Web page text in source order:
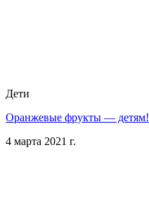
Дети
Оранжевые фрукты — детям!
4 марта 2021 г.